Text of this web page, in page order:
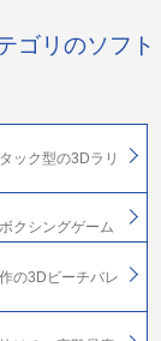
ゴリのソフト
ック型の3Dラリ
クシングゲーム
の3Dビーチバレ